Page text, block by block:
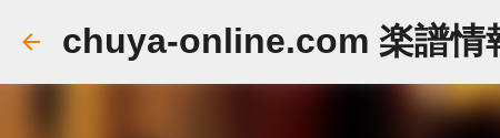
chuya-online.com 楽譜情